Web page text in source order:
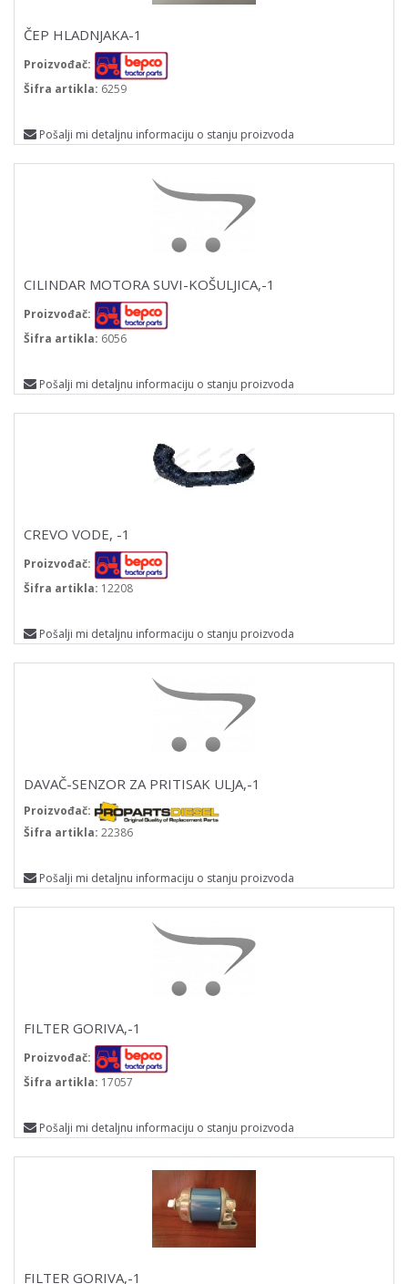
ČEP HLADNJAKA-1
Proizvođač:
Šifra artikla: 6259
Pošalji mi detaljnu informaciju o stanju proizvoda
CILINDAR MOTORA SUVI-KOŠULJICA,-1
Proizvođač:
Šifra artikla: 6056
Pošalji mi detaljnu informaciju o stanju proizvoda
CREVO VODE, -1
Proizvođač:
Šifra artikla: 12208
Pošalji mi detaljnu informaciju o stanju proizvoda
DAVAČ-SENZOR ZA PRITISAK ULJA,-1
Proizvođač:
Šifra artikla: 22386
Pošalji mi detaljnu informaciju o stanju proizvoda
FILTER GORIVA,-1
Proizvođač:
Šifra artikla: 17057
Pošalji mi detaljnu informaciju o stanju proizvoda
FILTER GORIVA,-1